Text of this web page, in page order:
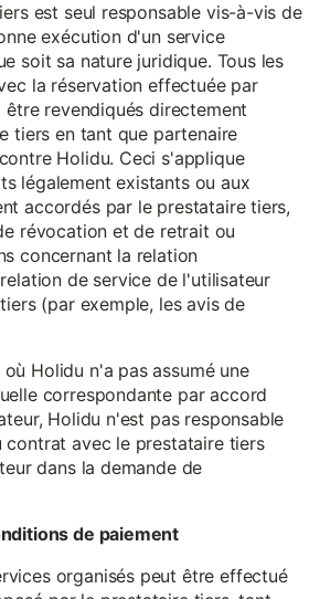
est seul responsable vis-à-vis de
exécution d'un service
soit sa nature juridique. Tous les
la réservation effectuée par
revendiqués directement
tiers en tant que partenaire
Holidu. Ceci s'applique
légalement existants ou aux
accordés par le prestataire tiers,
révocation et de retrait ou
concernant la relation
de service de l'utilisateur
(par exemple, les avis de
Holidu n'a pas assumé une
correspondante par accord
Holidu n'est pas responsable
contrat avec le prestataire tiers
dans la demande de
de paiement
organisés peut être effectué